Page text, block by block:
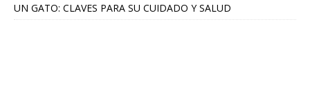
UN GATO: CLAVES PARA SU CUIDADO Y SALUD